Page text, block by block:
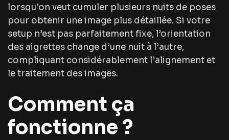
lorsqu’on veut cumuler plusieurs nuits de poses
pour obtenir une image plus détaillée. Si votre
setup n’est pas parfaitement fixe, l’orientation
des aigrettes change d’une nuit à l’autre,
compliquant considérablement l’alignement et
le traitement des images.
Comment ça
fonctionne ?